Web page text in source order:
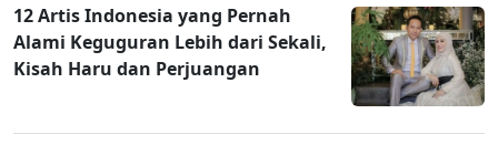
12 Artis Indonesia yang Pernah
Alami Keguguran Lebih dari Sekali,
Kisah Haru dan Perjuangan